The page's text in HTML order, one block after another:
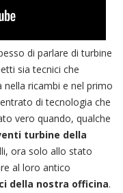
di parlare di turbine
sia tecnici che
nella ricambi e nel primo
di tecnologia che
vero quando, qualche
turbine della
ora solo allo stato
al loro antico
della nostra officina.